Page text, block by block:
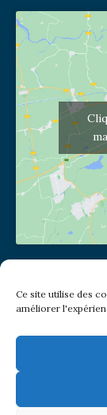
Ce site utilise des
améliorer
(pas de
2 place Jules
Metro: Jules
Bus : Mairie du
Newsletter